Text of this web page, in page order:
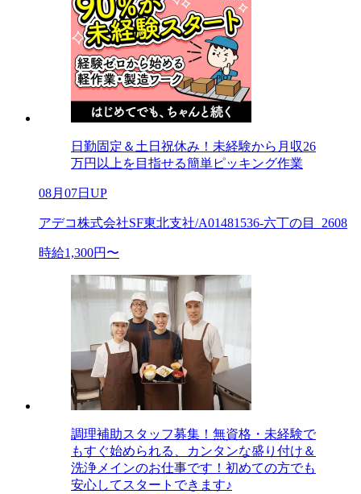
日勤固定＆土日祝休み！未経験から月収26
万円以上を目指せる簡単ピッキング作業
08月07日UP
アデコ株式会社SF東北支社/A01481536-六丁の目_2608
時給1,300円〜
調理補助スタッフ募集！無資格・未経験で
もすぐ始められる、カンタンな盛り付け＆
洗浄メインのお仕事です！初めての方でも
安心してスタートできます♪